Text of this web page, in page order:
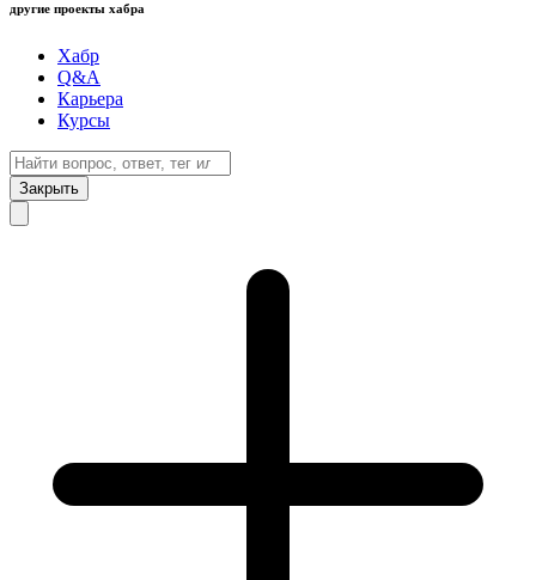
другие проекты хабра
Хабр
Q&A
Карьера
Курсы
Закрыть